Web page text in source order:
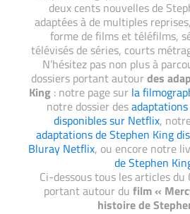
deux cents nouvelles de
adaptées à de multiples
forme de films et téléfilms,
télévisés de séries, courts
N’hésitez pas non plus à
dossiers portant autourdes
King : notre page sur la
notre dossier des
disponibles sur Netflix,
adaptations de Stephen King
Bluray Netflix, ou encore notre
de Stephen
Ci-dessous tous les articles du
portant autour dufilm «
histoire de